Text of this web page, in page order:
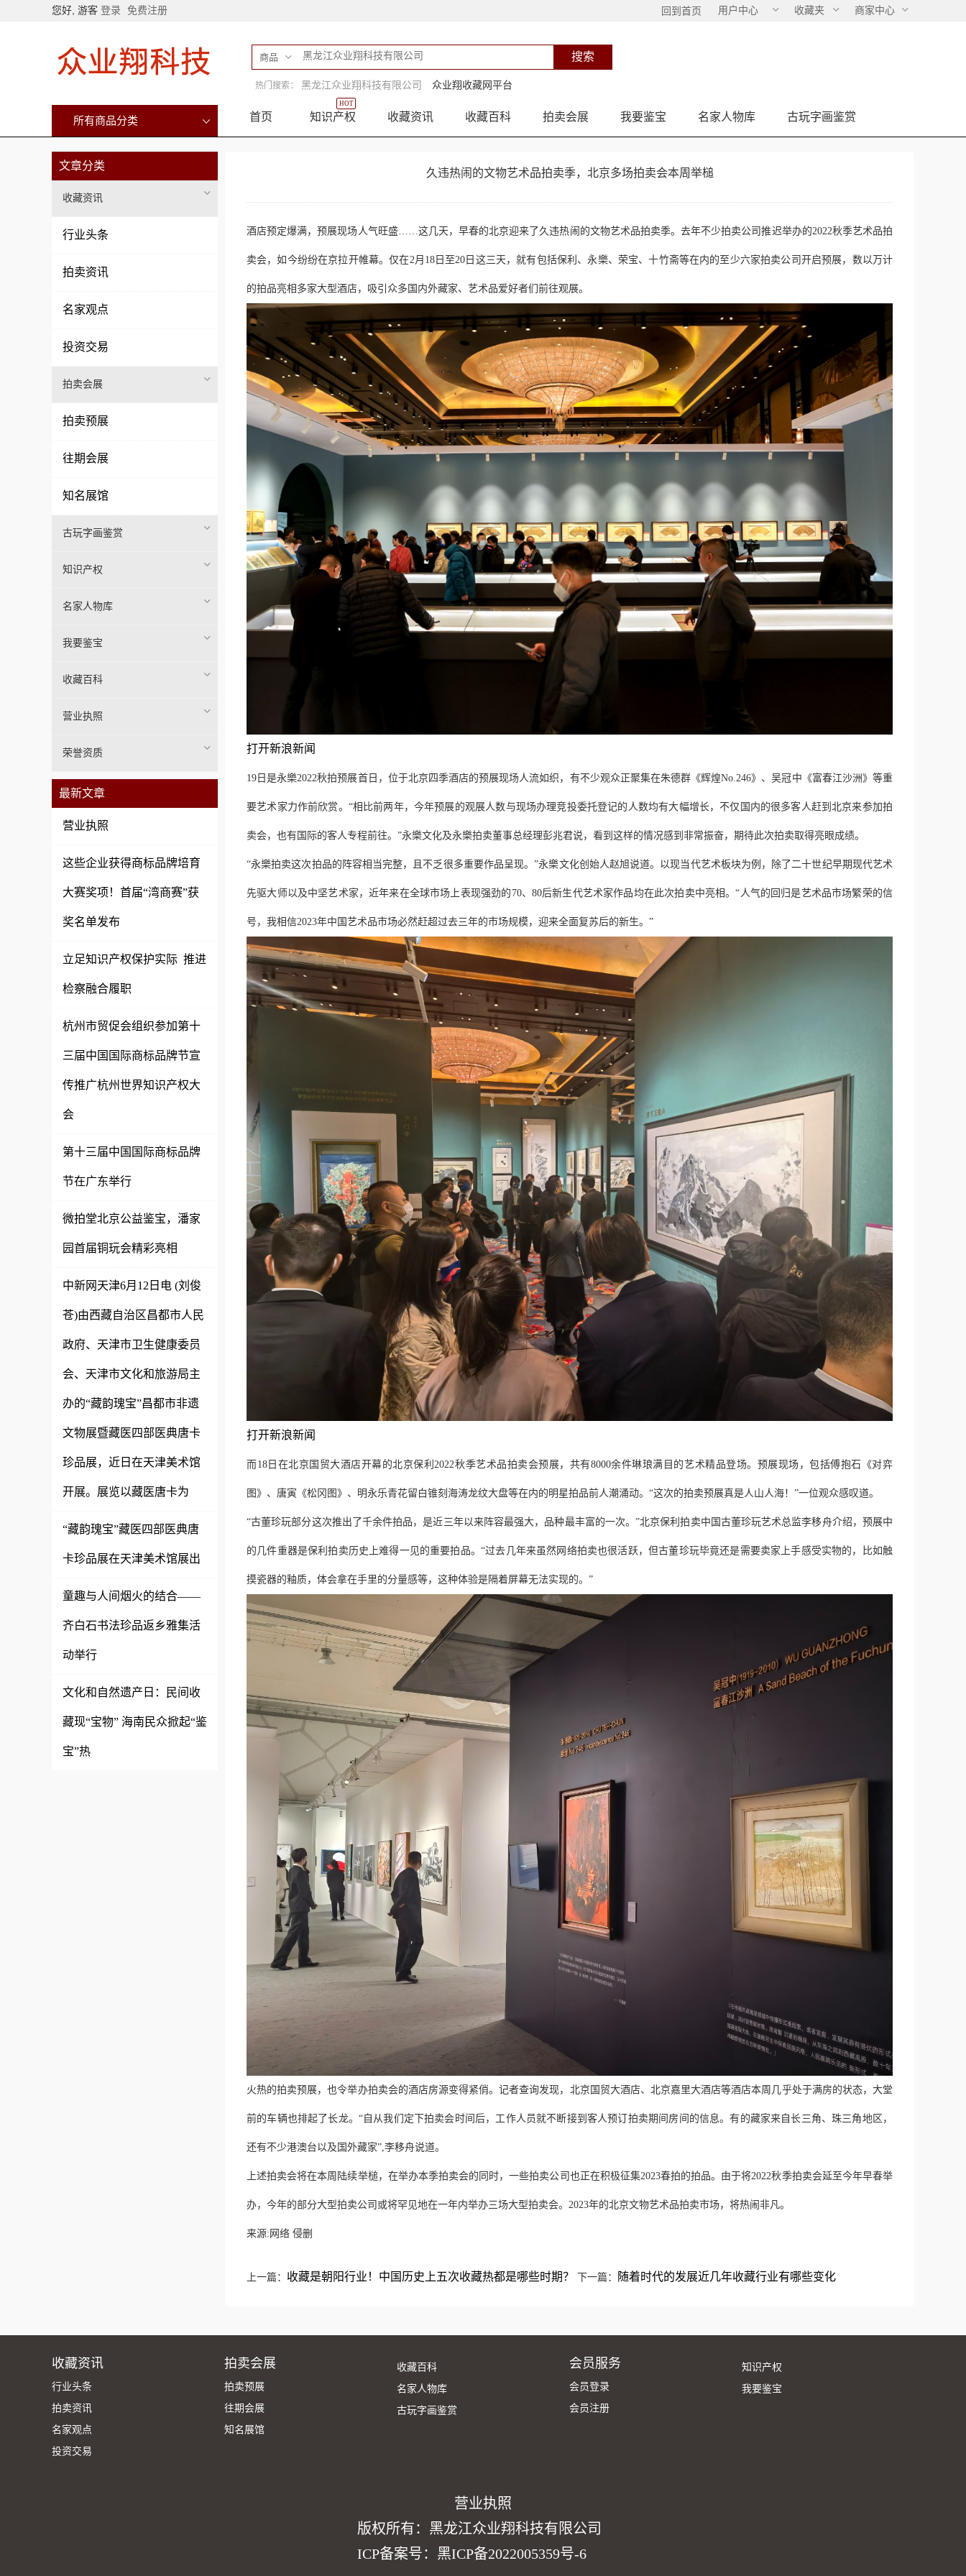
您好, 游客 登录 免费注册 回到首页 用户中心 收藏夹 商家中心
商品
热门搜索： 黑龙江众业翔科技有限公司 众业翔收藏网平台
所有商品分类 首页 知识产权
HOT
收藏资讯 收藏百科 拍卖会展 我要鉴宝 名家人物库 古玩字画鉴赏
文章分类
收藏资讯
行业头条
拍卖资讯
名家观点
投资交易
拍卖会展
拍卖预展
往期会展
知名展馆
古玩字画鉴赏
知识产权
名家人物库
我要鉴宝
收藏百科
营业执照
荣誉资质
最新文章
营业执照
这些企业获得商标品牌培育
大赛奖项！首届“湾商赛”获
奖名单发布
立足知识产权保护实际 推进
检察融合履职
杭州市贸促会组织参加第十
三届中国国际商标品牌节宣
传推广杭州世界知识产权大
会
第十三届中国国际商标品牌
节在广东举行
微拍堂北京公益鉴宝，潘家
园首届铜玩会精彩亮相
中新网天津6月12日电 (刘俊
苍)由西藏自治区昌都市人民
政府、天津市卫生健康委员
会、天津市文化和旅游局主
办的“藏韵瑰宝”昌都市非遗
文物展暨藏医四部医典唐卡
珍品展，近日在天津美术馆
开展。展览以藏医唐卡为
“藏韵瑰宝”藏医四部医典唐
卡珍品展在天津美术馆展出
童趣与人间烟火的结合——
齐白石书法珍品返乡雅集活
动举行
文化和自然遗产日：民间收
藏现“宝物” 海南民众掀起“鉴
宝”热
久违热闹的文物艺术品拍卖季，北京多场拍卖会本周举槌
酒店预定爆满，预展现场人气旺盛……这几天，早春的北京迎来了久违热闹的文物艺术品拍卖季。去年不少拍卖公司推迟举办的2022秋季艺术品拍
卖会，如今纷纷在京拉开帷幕。仅在2月18日至20日这三天，就有包括保利、永樂、荣宝、十竹斋等在内的至少六家拍卖公司开启预展，数以万计
的拍品亮相多家大型酒店，吸引众多国内外藏家、艺术品爱好者们前往观展。
打开新浪新闻
19日是永樂2022秋拍预展首日，位于北京四季酒店的预展现场人流如织，有不少观众正聚集在朱德群《辉煌No.246》、吴冠中《富春江沙洲》等重
要艺术家力作前欣赏。“相比前两年，今年预展的观展人数与现场办理竞投委托登记的人数均有大幅增长，不仅国内的很多客人赶到北京来参加拍
卖会，也有国际的客人专程前往。”永樂文化及永樂拍卖董事总经理彭兆君说，看到这样的情况感到非常振奋，期待此次拍卖取得亮眼成绩。
“永樂拍卖这次拍品的阵容相当完整，且不乏很多重要作品呈现。”永樂文化创始人赵旭说道。以现当代艺术板块为例，除了二十世纪早期现代艺术
先驱大师以及中坚艺术家，近年来在全球市场上表现强劲的70、80后新生代艺术家作品均在此次拍卖中亮相。“人气的回归是艺术品市场繁荣的信
号，我相信2023年中国艺术品市场必然赶超过去三年的市场规模，迎来全面复苏后的新生。”
打开新浪新闻
而18日在北京国贸大酒店开幕的北京保利2022秋季艺术品拍卖会预展，共有8000余件琳琅满目的艺术精品登场。预展现场，包括傅抱石《对弈
图》、唐寅《松冈图》、明永乐青花留白锥刻海涛龙纹大盘等在内的明星拍品前人潮涌动。“这次的拍卖预展真是人山人海！”一位观众感叹道。
“古董珍玩部分这次推出了千余件拍品，是近三年以来阵容最强大，品种最丰富的一次。”北京保利拍卖中国古董珍玩艺术总监李移舟介绍，预展中
的几件重器是保利拍卖历史上难得一见的重要拍品。“过去几年来虽然网络拍卖也很活跃，但古董珍玩毕竟还是需要卖家上手感受实物的，比如触
摸瓷器的釉质，体会拿在手里的分量感等，这种体验是隔着屏幕无法实现的。”
火热的拍卖预展，也令举办拍卖会的酒店房源变得紧俏。记者查询发现，北京国贸大酒店、北京嘉里大酒店等酒店本周几乎处于满房的状态，大堂
前的车辆也排起了长龙。“自从我们定下拍卖会时间后，工作人员就不断接到客人预订拍卖期间房间的信息。有的藏家来自长三角、珠三角地区，
还有不少港澳台以及国外藏家”,李移舟说道。
上述拍卖会将在本周陆续举槌，在举办本季拍卖会的同时，一些拍卖公司也正在积极征集2023春拍的拍品。由于将2022秋季拍卖会延至今年早春举
办，今年的部分大型拍卖公司或将罕见地在一年内举办三场大型拍卖会。2023年的北京文物艺术品拍卖市场，将热闹非凡。
来源:网络 侵删
上一篇： 收藏是朝阳行业！中国历史上五次收藏热都是哪些时期？ 下一篇： 随着时代的发展近几年收藏行业有哪些变化
收藏资讯
行业头条
拍卖资讯
名家观点
投资交易
拍卖会展
拍卖预展
往期会展
知名展馆
收藏百科
名家人物库
古玩字画鉴赏
会员服务
会员登录
会员注册
知识产权
我要鉴宝
营业执照
版权所有：黑龙江众业翔科技有限公司
ICP备案号：黑ICP备2022005359号-6